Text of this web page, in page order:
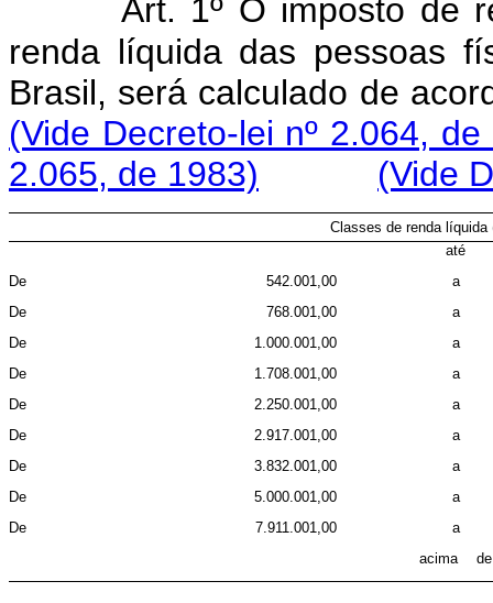
Art. 1º O imposto de
renda líquida das pessoas
Brasil, será calculado de
(Vide Decreto-lei nº 2.064, de
2.065, de 1983)
(Vide
Classes de renda líquida
até
De
542.001,00
a
De
768.001,00
a
De
1.000.001,00
a
De
1.708.001,00
a
De
2.250.001,00
a
De
2.917.001,00
a
De
3.832.001,00
a
De
5.000.001,00
a
De
7.911.001,00
a
acima de